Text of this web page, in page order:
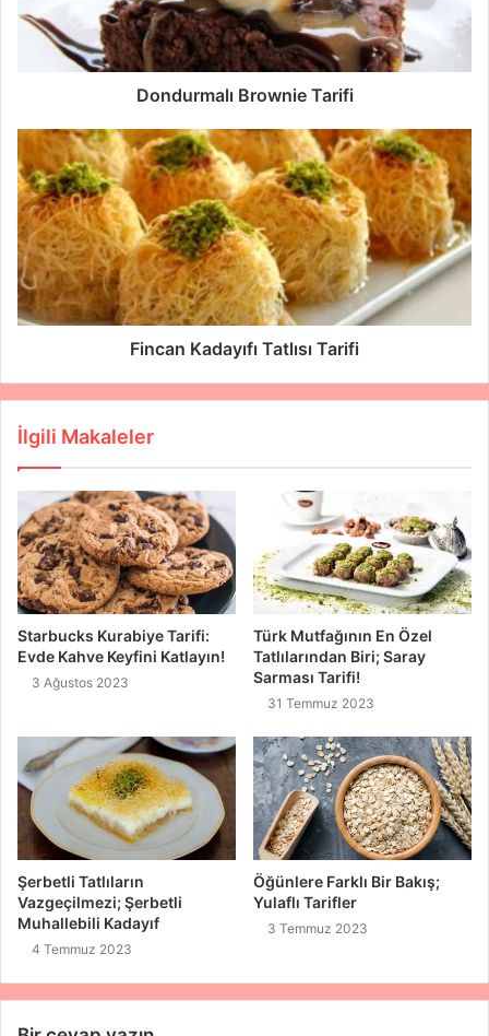
n
r
i
n
i
z
Dondurmalı Brownie Tarifi
Fincan Kadayıfı Tatlısı Tarifi
İlgili Makaleler
Starbucks Kurabiye Tarifi:
Evde Kahve Keyfini Katlayın!
3 Ağustos 2023
Türk Mutfağının En Özel
Tatlılarından Biri; Saray
Sarması Tarifi!
31 Temmuz 2023
Şerbetli Tatlıların
Vazgeçilmezi; Şerbetli
Muhallebili Kadayıf
4 Temmuz 2023
Öğünlere Farklı Bir Bakış;
Yulaflı Tarifler
3 Temmuz 2023